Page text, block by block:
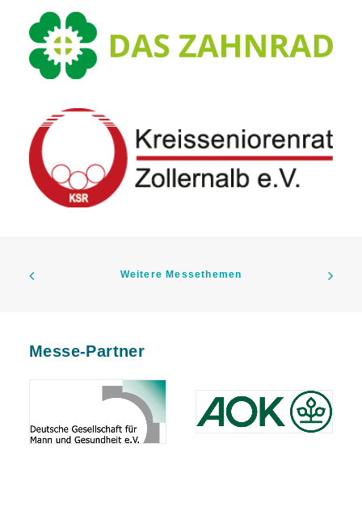
Weitere Messethemen
Messe-Partner